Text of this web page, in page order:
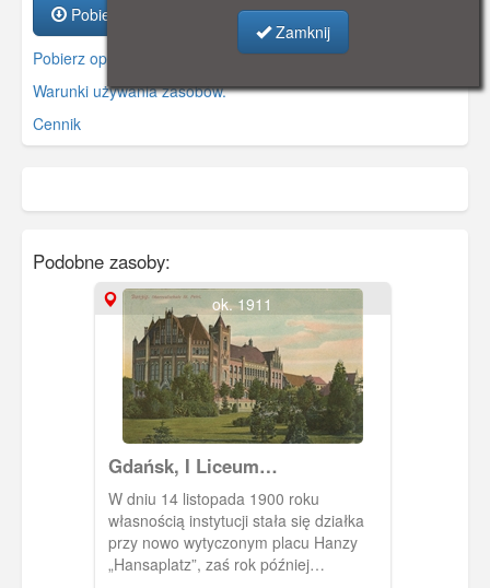
Pobierz zasób
Pobierz opis
Warunki używania zasobów.
Cennik
Podobne zasoby:
ok. 1911
Gdańsk, I Liceum
Ogólnokształcące
W dniu 14 listopada 1900 roku
własnością instytucji stała się działka
przy nowo wytyczonym placu Hanzy
„Hansaplatz”, zaś rok później
Zamknij